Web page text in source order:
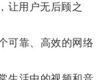
让用户无后顾之
靠、高效的网络